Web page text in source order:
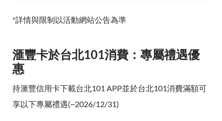
*詳情與限制以活動網站公告為準
滙豐卡於台北101消費：專屬禮遇優
惠
持滙豐信用卡下載台北101 APP並於台北101消費滿額可
享以下專屬禮遇(~2026/12/31)